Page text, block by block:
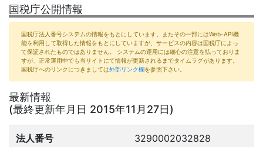
国税庁公開情報
国税庁法人番号システムの情報をもとにしています。またその一部にはWeb-API機
能を利用して取得した情報をもとにしていますが、サービスの内容は国税庁によっ
て保証されたものではありません。 システムの運用には細心の注意を払っておりま
すが、正常運用中でも当サイトにて情報が更新されるまでタイムラグがあります。
国税庁へのリンクにつきましては外部リンク欄を参照下さい。
最新情報
(最終更新年月日 2015年11月27日)
法人番号 3290002032828